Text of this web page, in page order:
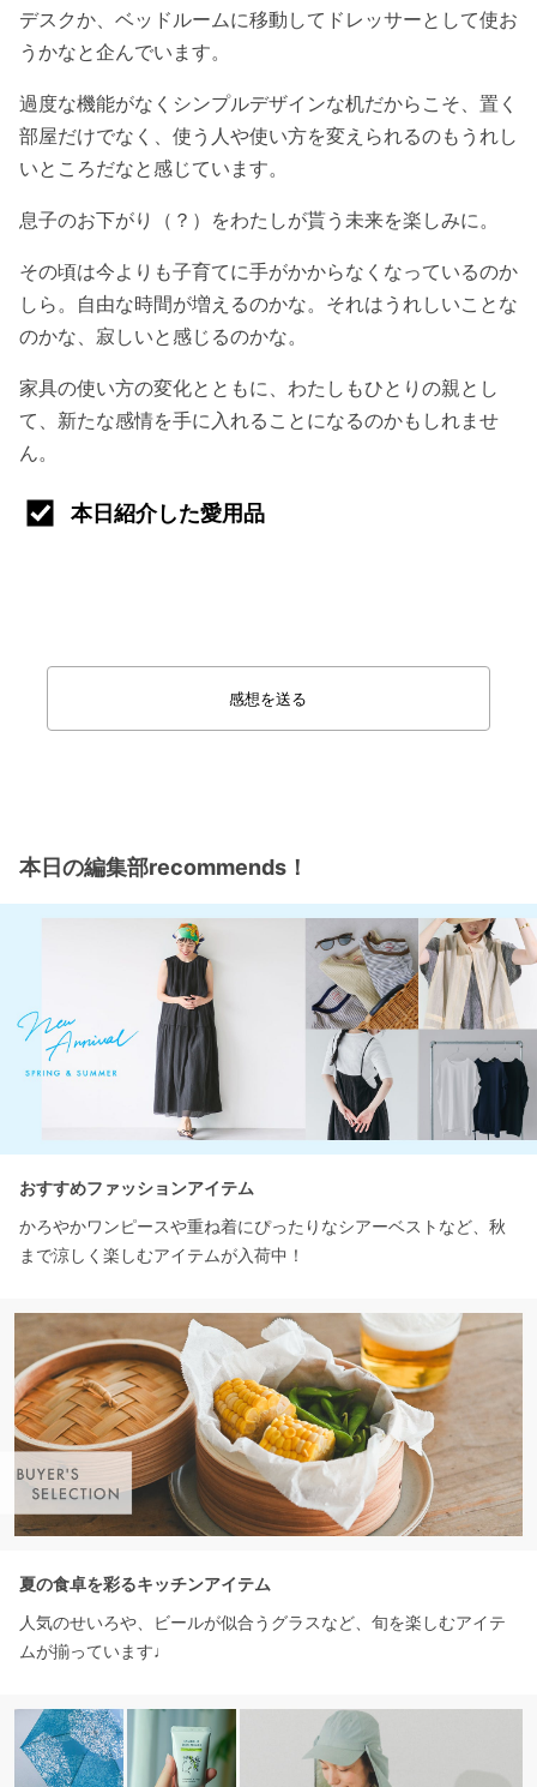
デスクか、ベッドルームに移動してドレッサーとして使お
うかなと企んでいます。
過度な機能がなくシンプルデザインな机だからこそ、置く
部屋だけでなく、使う人や使い方を変えられるのもうれし
いところだなと感じています。
息子のお下がり（？）をわたしが貰う未来を楽しみに。
その頃は今よりも子育てに手がかからなくなっているのか
しら。自由な時間が増えるのかな。それはうれしいことな
のかな、寂しいと感じるのかな。
家具の使い方の変化とともに、わたしもひとりの親とし
て、新たな感情を手に入れることになるのかもしれませ
ん。
本日紹介した愛用品
感想を送る
本日の編集部recommends！
おすすめファッションアイテム
かろやかワンピースや重ね着にぴったりなシアーベストなど、秋
まで涼しく楽しむアイテムが入荷中！
夏の食卓を彩るキッチンアイテム
人気のせいろや、ビールが似合うグラスなど、旬を楽しむアイテ
ムが揃っています♩